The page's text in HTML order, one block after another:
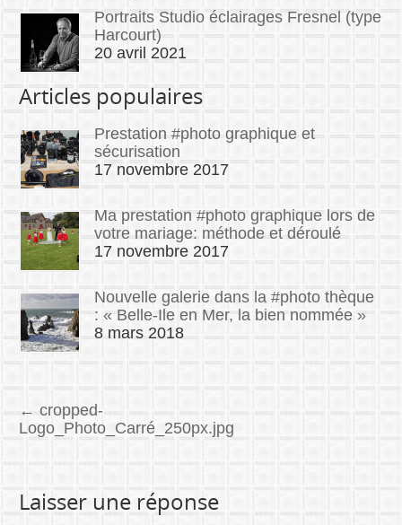
Portraits Studio éclairages Fresnel (type
Harcourt)
20 avril 2021
Articles populaires
Prestation #photo graphique et
sécurisation
17 novembre 2017
Ma prestation #photo graphique lors de
votre mariage: méthode et déroulé
17 novembre 2017
Nouvelle galerie dans la #photo thèque
: « Belle-Ile en Mer, la bien nommée »
8 mars 2018
← cropped-
Logo_Photo_Carré_250px.jpg
Laisser une réponse